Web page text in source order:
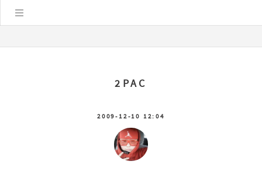
2PAC
2009-12-10 12:04